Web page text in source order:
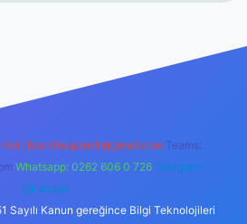
backlinkpaneli@gmail.com Teams:
Whatsapp: 0262 606 0 726 Telegram:
@karabul
Sayılı Kanun gereğince Bilgi Teknolojileri